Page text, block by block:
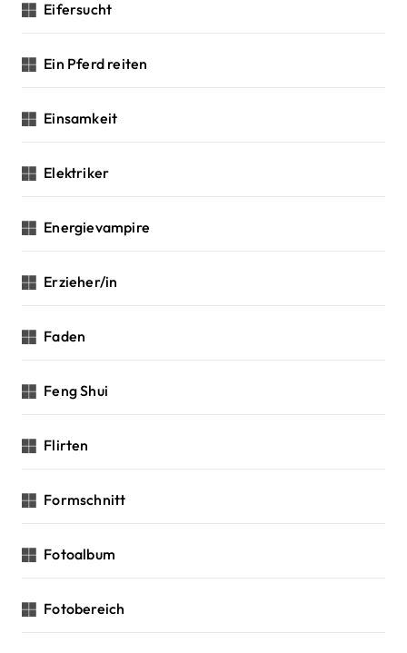
Eifersucht
Ein Pferd reiten
Einsamkeit
Elektriker
Energievampire
Erzieher/in
Faden
Feng Shui
Flirten
Formschnitt
Fotoalbum
Fotobereich